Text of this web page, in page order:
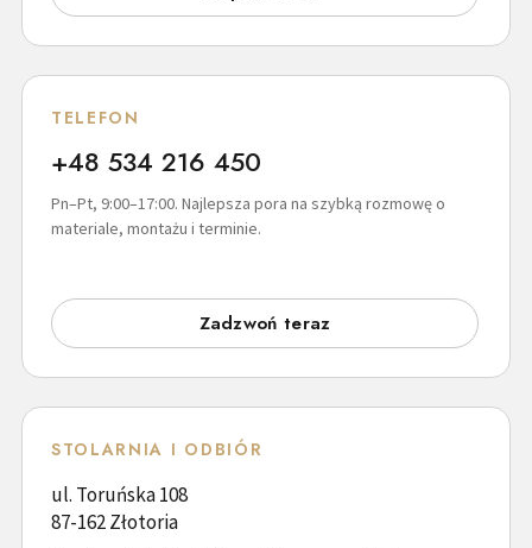
TELEFON
+48 534 216 450
Pn–Pt, 9:00–17:00. Najlepsza pora na szybką rozmowę o
materiale, montażu i terminie.
Zadzwoń teraz
STOLARNIA I ODBIÓR
ul. Toruńska 108
87-162 Złotoria